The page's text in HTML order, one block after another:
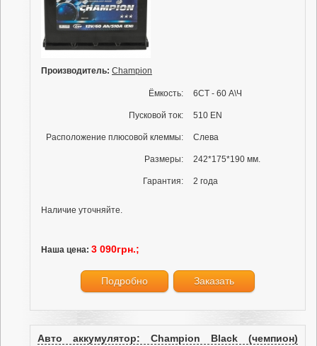
Производитель: Champion
Ёмкость: 6СТ - 60 А\Ч
Пусковой ток: 510 EN
Расположение плюсовой клеммы: Слева
Размеры: 242*175*190 мм.
Гарантия: 2 года
Наличие уточняйте.
Наша цена: 3 090грн.;
Подробно Заказать
Авто аккумулятор: Champion Black (чемпион)